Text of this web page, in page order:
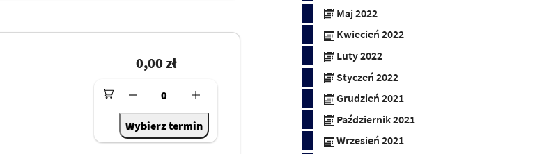
0,00 zł
0
Wybierz termin
Maj 2022
Kwiecień 2022
Luty 2022
Styczeń 2022
Grudzień 2021
Październik 2021
Wrzesień 2021